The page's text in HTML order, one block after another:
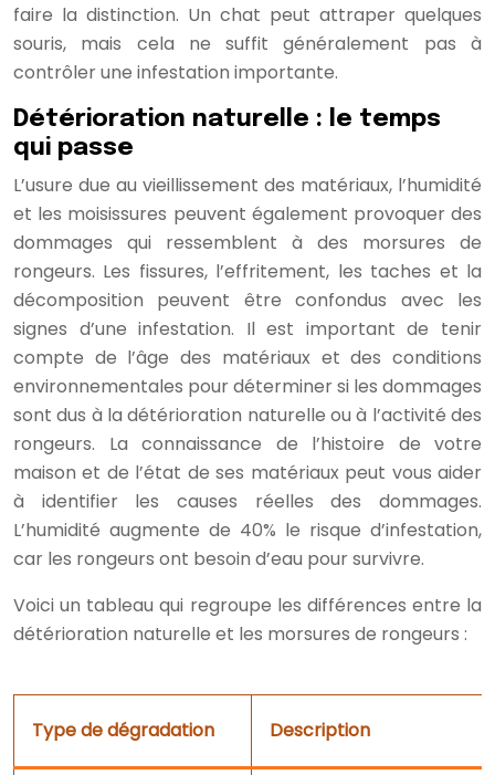
faire la distinction. Un chat peut attraper quelques
souris, mais cela ne suffit généralement pas à
contrôler une infestation importante.
Détérioration naturelle : le temps
qui passe
L’usure due au vieillissement des matériaux, l’humidité
et les moisissures peuvent également provoquer des
dommages qui ressemblent à des morsures de
rongeurs. Les fissures, l’effritement, les taches et la
décomposition peuvent être confondus avec les
signes d’une infestation. Il est important de tenir
compte de l’âge des matériaux et des conditions
environnementales pour déterminer si les dommages
sont dus à la détérioration naturelle ou à l’activité des
rongeurs. La connaissance de l’histoire de votre
maison et de l’état de ses matériaux peut vous aider
à identifier les causes réelles des dommages.
L’humidité augmente de 40% le risque d’infestation,
car les rongeurs ont besoin d’eau pour survivre.
Voici un tableau qui regroupe les différences entre la
détérioration naturelle et les morsures de rongeurs :
Type de dégradation Description